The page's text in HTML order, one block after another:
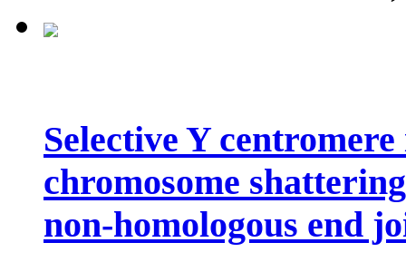
Selective Y
chromosome
non-homologous end